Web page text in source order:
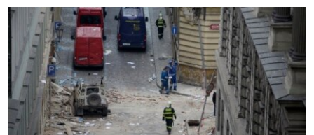
Перейти
до
пошуку
ПОГЛЯД
ІНТЕРВ'Ю
ВСЕ ЗА ДЕНЬ
СПЕЦПРОЕКТИ
ДЕПОРТАЦІЯ
ЯК ОБІЙТИ БЛОКУВАННЯ